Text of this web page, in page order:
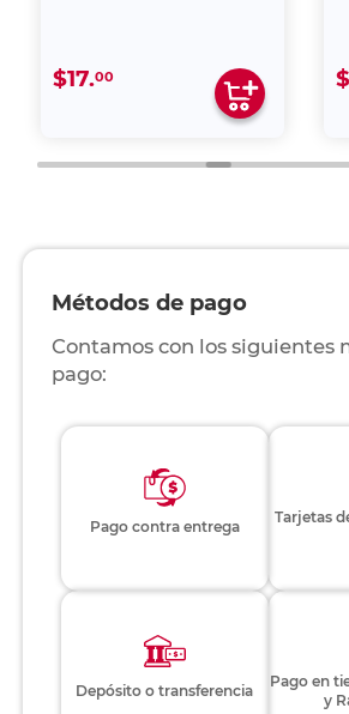
$17.00
Métodos de pago
Contamos con los siguientes
pago:
Pago contra entrega
Tarjetas
Depósito o transferencia
Pago en
y